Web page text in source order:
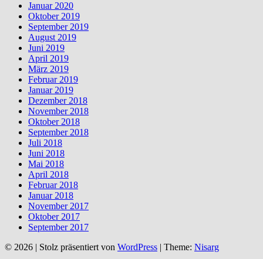
Januar 2020
Oktober 2019
September 2019
August 2019
Juni 2019
April 2019
März 2019
Februar 2019
Januar 2019
Dezember 2018
November 2018
Oktober 2018
September 2018
Juli 2018
Juni 2018
Mai 2018
April 2018
Februar 2018
Januar 2018
November 2017
Oktober 2017
September 2017
© 2026 | Stolz präsentiert von WordPress | Theme: Nisarg